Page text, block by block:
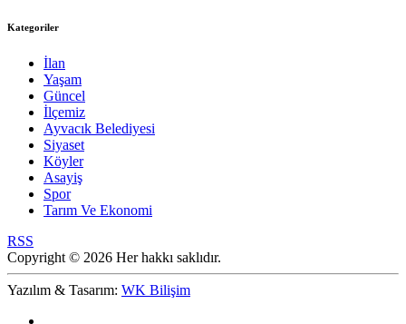
Kategoriler
İlan
Yaşam
Güncel
İlçemiz
Ayvacık Belediyesi
Siyaset
Köyler
Asayiş
Spor
Tarım Ve Ekonomi
RSS
Copyright © 2026 Her hakkı saklıdır.
Yazılım & Tasarım: WK Bilişim